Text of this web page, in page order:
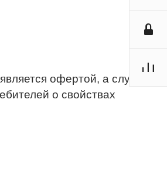
офертой, а служит
о свойствах